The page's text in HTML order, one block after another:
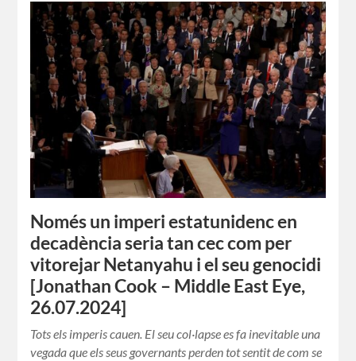
Només un imperi estatunidenc en
decadència seria tan cec com per
vitorejar Netanyahu i el seu genocidi
[Jonathan Cook – Middle East Eye,
26.07.2024]
Tots els imperis cauen. El seu col·lapse es fa inevitable una
vegada que els seus governants perden tot sentit de com se